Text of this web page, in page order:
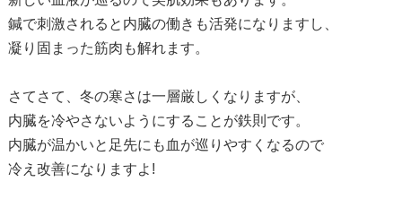
鍼で刺激されると内臓の働きも活発になりますし、
凝り固まった筋肉も解れます。
さてさて、冬の寒さは一層厳しくなりますが、
内臓を冷やさないようにすることが鉄則です。
内臓が温かいと足先にも血が巡りやすくなるので
冷え改善になりますよ!